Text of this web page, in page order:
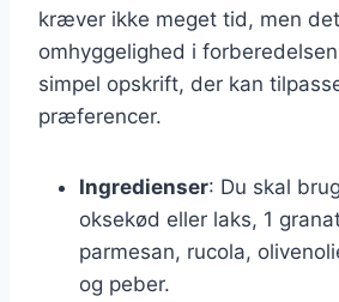
kræver ikke meget tid, men
omhyggelighed i
simpel opskrift, der kan
præferencer.
Ingredienser: Du skal
oksekød eller laks, 1
parmesan, rucola,
og peber.